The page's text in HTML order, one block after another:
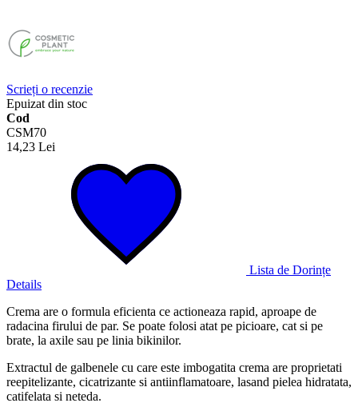
Scrieți o recenzie
Epuizat din stoc
Cod
CSM70
14,23 Lei
Lista de Dorințe
Details
Crema are o formula eficienta ce actioneaza rapid, aproape de
radacina firului de par. Se poate folosi atat pe picioare, cat si pe
brate, la axile sau pe linia bikinilor.
Extractul de galbenele cu care este imbogatita crema are proprietati
reepitelizante, cicatrizante si antiinflamatoare, lasand pielea hidratata,
catifelata si neteda.